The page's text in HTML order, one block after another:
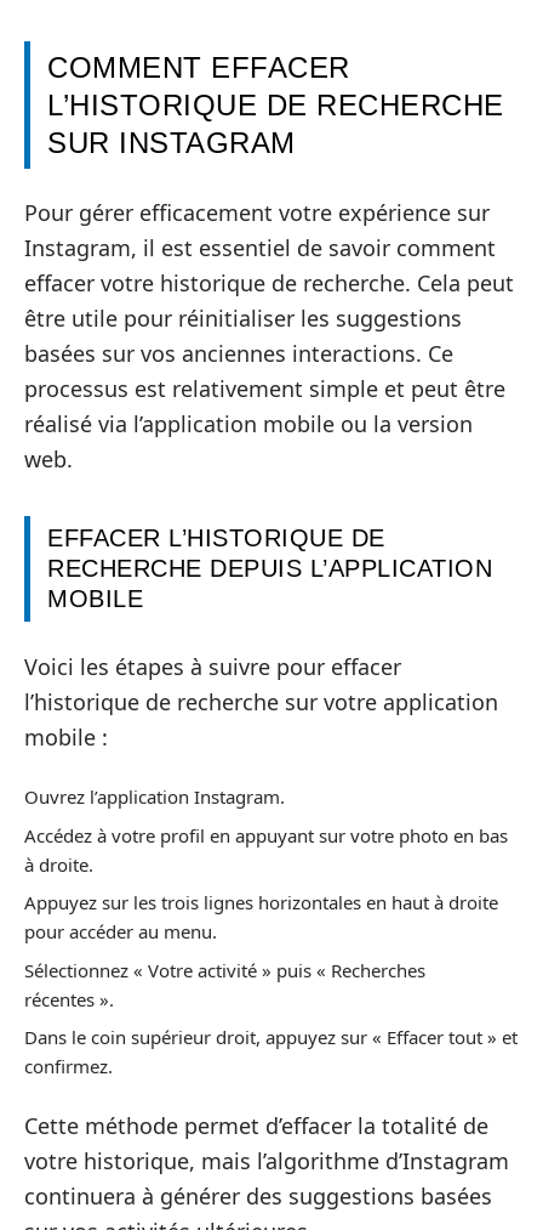
COMMENT EFFACER
L’HISTORIQUE DE RECHERCHE
SUR INSTAGRAM
Pour gérer efficacement votre expérience sur
Instagram, il est essentiel de savoir comment
effacer votre historique de recherche. Cela peut
être utile pour réinitialiser les suggestions
basées sur vos anciennes interactions. Ce
processus est relativement simple et peut être
réalisé via l’application mobile ou la version
web.
EFFACER L’HISTORIQUE DE
RECHERCHE DEPUIS L’APPLICATION
MOBILE
Voici les étapes à suivre pour effacer
l’historique de recherche sur votre application
mobile :
Ouvrez l’application Instagram.
Accédez à votre profil en appuyant sur votre photo en bas
à droite.
Appuyez sur les trois lignes horizontales en haut à droite
pour accéder au menu.
Sélectionnez « Votre activité » puis « Recherches
récentes ».
Dans le coin supérieur droit, appuyez sur « Effacer tout » et
confirmez.
Cette méthode permet d’effacer la totalité de
votre historique, mais l’algorithme d’Instagram
continuera à générer des suggestions basées